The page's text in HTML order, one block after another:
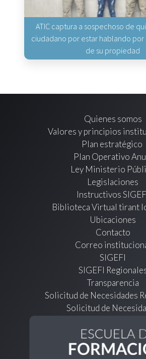
ATIC captura a sospechoso de
ciudadano por estar hablando
de su propiedad
Quienes somos
Valores y principios
Plan estratégico
Plan Operativo
Ley Ministerio
Legislaciones
Instructivos
Biblioteca Virtual tirant
Ubicaciones
Contacto
Correo
SIGEFI
SIGEFI
Transparencia
Solicitud de Necesidades
Solicitud de